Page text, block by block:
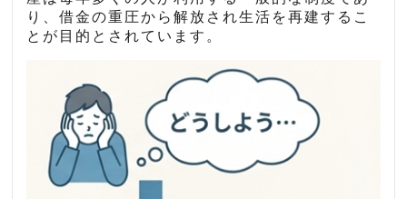
り、借金の重圧から解放され生活を再建するこ
とが目的とされています。